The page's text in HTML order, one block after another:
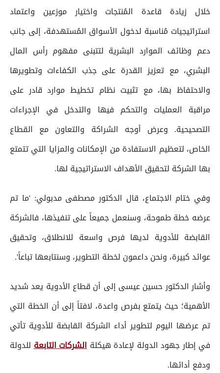
خلال زيادة قاعدة المُنتجات واختيار موزعين واعتماد
استراتيجيات مُناسبة لدخول الأسواق المُستهدفة، إلى جانب
دعم وظائف الموارد البشرية لتتبنى مفهوم رأس المال
البشري، مع تعزيز القدرة على جذب الكفاءات وتطويرها
والاحتفاظ بها، مع تثبيت نظام تخطيط موارد قادر على
مراقبة العمليات والتحكم فيها والتدخل في الإجراءات
التصحيحية. وعرض أوجه الشراكة والتعاون مع القطاع
الخاص، لتعظيم الاستفادة من الإمكانات والمزايا التي تتمتع
بها الشركة لتحقيق الأهداف الاستراتيجية لها.
وفي ختام الاجتماع، قال الدكتور مصطفى مدبولي: 'ما تم
عرضه خطة طموحة، وسنعمل جميعاً على تنفيذها، فالشركة
القابضة للأدوية لديها فرص واسعة للانطلاق، وتحقيق
عوائد كبيرة، ونحن داعمون لخطة التطوير، وسنتابعها تباعاً'.
وأشار الدكتور حسين عيسى إلى أن قطاع الأدوية يعد شديد
الأهمية؛ حيث يتمتع بفرص واعدة، لافتاً إلى أن الخطة التي
تم عرضها اليوم لتطوير أداء الشركة القابضة للأدوية تأتي
في إطار جهود الدولة لإعادة هيكلة الشركات التابعةللدولة
ودفع أدائها.